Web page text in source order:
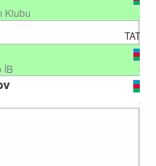
Klubu
İB